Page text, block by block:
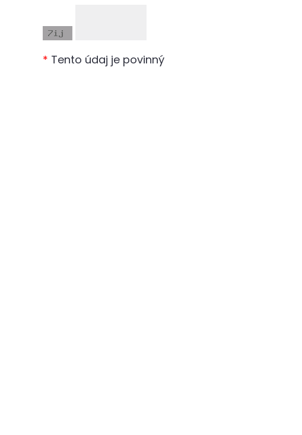
* Tento údaj je povinný